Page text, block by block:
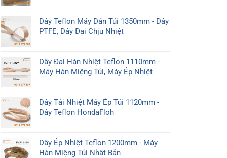
chọn
mới
2026
Lượng
đa
kích
thước:
280mm,
450mm
tục
Dây Teflon Máy Dán Túi 1350mm - Dây
PTFE, Dây Đai Chịu Nhiệt
Dây Đai Hàn Nhiệt Teflon 1110mm -
Máy Hàn Miệng Túi, Máy Ép Nhiệt
Dây Tải Nhiệt Máy Ép Túi 1120mm -
Dây Teflon HondaFloh
Dây Ép Nhiệt Teflon 1200mm - Máy
Hàn Miệng Túi Nhật Bản